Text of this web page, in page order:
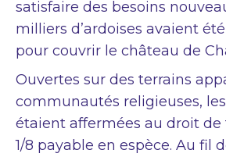
satisfaire des besoins
milliers d’ardoises avaient
pour couvrir le château de
Ouvertes sur des terrains
communautés religieuses,
étaient affermées au droit de
1/8 payable en espèce. Au fil